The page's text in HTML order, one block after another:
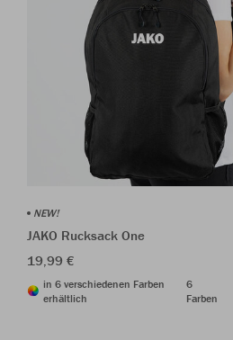
NEW!
JAKO Rucksack One
19,99 €
in 6 verschiedenen Farben
erhältlich
6
Farben